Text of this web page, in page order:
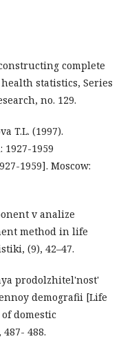
complete
statistics, Series
no. 129.
T.L. (1997).
1959
1959]. Moscow:
v analize
method in life
(9), 42–47.
prodolzhitel'nost'
demografii [Life
domestic
488.